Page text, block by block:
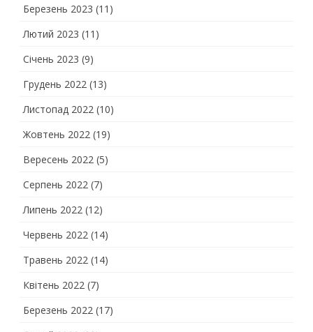
Березень 2023 (11)
Лютий 2023 (11)
Січень 2023 (9)
Грудень 2022 (13)
Листопад 2022 (10)
Жовтень 2022 (19)
Вересень 2022 (5)
Серпень 2022 (7)
Липень 2022 (12)
Червень 2022 (14)
Травень 2022 (14)
Квітень 2022 (7)
Березень 2022 (17)